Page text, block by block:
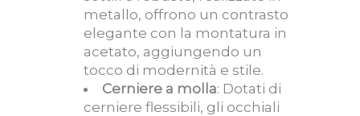
metallo, offrono un contrasto
elegante con la montatura in
acetato, aggiungendo un
tocco di modernità e stile.
Cerniere a molla: Dotati di
cerniere flessibili, gli occhiali